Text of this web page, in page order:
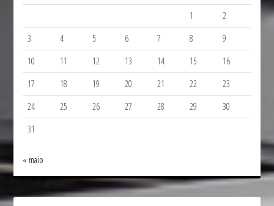
1
2
3
4 5 6 7 8
9
10
11 12 13 14 15
16
17
18 19 20 21 22
23
24
25 26 27 28 29
30
31
« maio